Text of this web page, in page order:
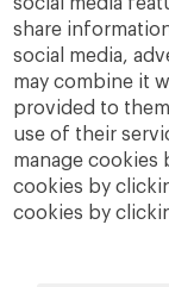
share
social media,
may combine it
provided to
use of their
manage cookies
cookies by
cookies by
Enlaces
Cátedra de
IESE Insight